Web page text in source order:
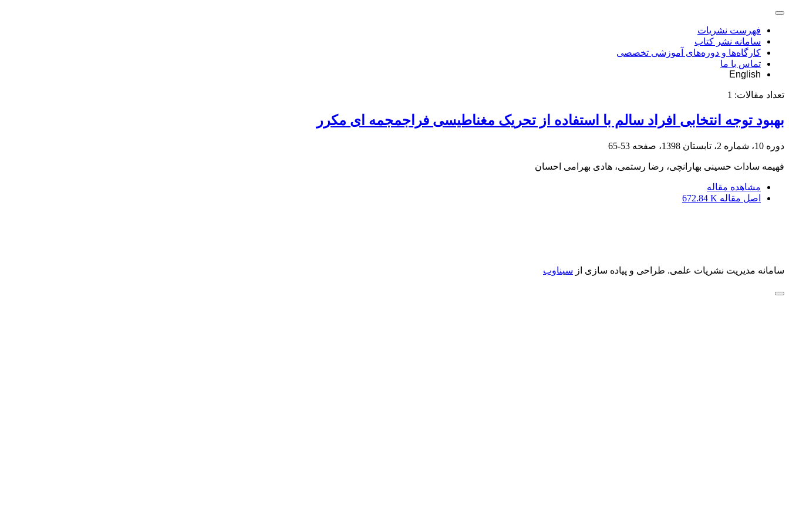
فهرست نشریات
سامانه نشر کتاب
کارگاه‌ها و دوره‌های آموزشی تخصصی
تماس با ما
English
تعداد مقالات: 1
بهبود توجه انتخابی افراد سالم با استفاده از تحریک مغناطیسی فراجمجمه ای مکرر
دوره 10، شماره 2، تابستان 1398، صفحه 53-65
فهیمه سادات حسینی بهارانچی، رضا رستمی، هادی بهرامی احسان
مشاهده مقاله
اصل مقاله 672.84 K
سامانه مدیریت نشریات علمی. طراحی و پیاده سازی از سیناوب